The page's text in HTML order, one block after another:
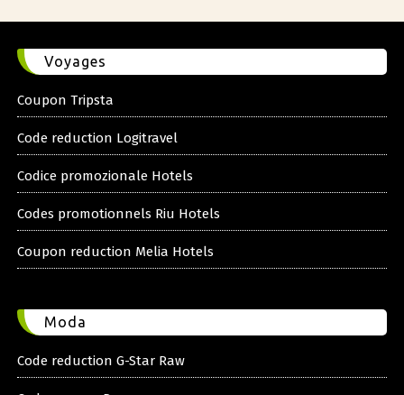
Voyages
Coupon Tripsta
Code reduction Logitravel
Codice promozionale Hotels
Codes promotionnels Riu Hotels
Coupon reduction Melia Hotels
Moda
Code reduction G-Star Raw